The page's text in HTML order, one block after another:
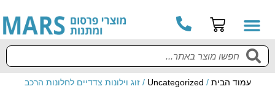
עמוד הבית /
Uncategorized / זוג וילונות צדדיים לחלונות הרכב